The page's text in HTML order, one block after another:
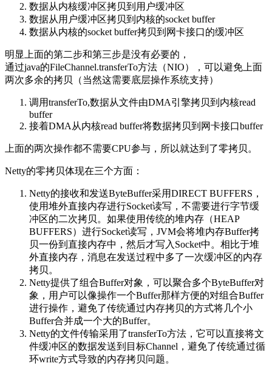
数据从内核缓冲区拷贝到用户缓冲区
数据从用户缓冲区拷贝到内核的socket buffer
数据从内核的socket buffer拷贝到网卡接口的缓冲区
明显上面的第二步和第三步是没有必要的，
通过java的FileChannel.transferTo方法（NIO），可以避免上面
两次多余的拷贝（当然这需要底层操作系统支持）
调用transferTo,数据从文件由DMA引擎拷贝到内核read
buffer
接着DMA从内核read buffer将数据拷贝到网卡接口buffer
上面的两次操作都不需要CPU参与，所以就达到了零拷贝。
Netty的零拷贝体现在三个方面：
Netty的接收和发送ByteBuffer采用DIRECT BUFFERS，
使用堆外直接内存进行Socket读写，不需要进行字节缓
冲区的二次拷贝。如果使用传统的堆内存（HEAP
BUFFERS）进行Socket读写，JVM会将堆内存Buffer拷
贝一份到直接内存中，然后才写入Socket中。相比于堆
外直接内存，消息在发送过程中多了一次缓冲区的内存
拷贝。
Netty提供了组合Buffer对象，可以聚合多个ByteBuffer对
象，用户可以像操作一个Buffer那样方便的对组合Buffer
进行操作，避免了传统通过内存拷贝的方式将几个小
Buffer合并成一个大的Buffer。
Netty的文件传输采用了transferTo方法，它可以直接将文
件缓冲区的数据发送到目标Channel，避免了传统通过循
环write方式导致的内存拷贝问题。